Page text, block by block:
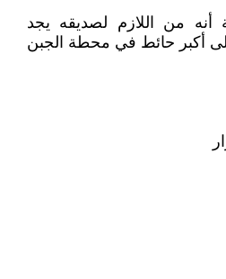
أنه من اللازم لصديقه يجد
أكبر حائط في محطة الجبن